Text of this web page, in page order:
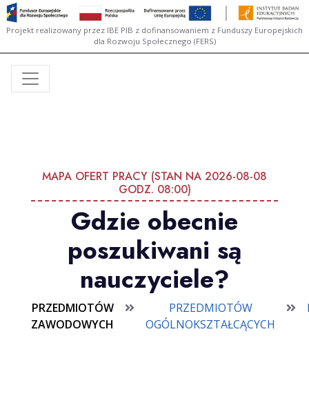
Projekt realizowany przez IBE PIB z dofinansowaniem z Funduszy Europejskich
dla Rozwoju Społecznego (FERS)
MAPA OFERT PRACY (STAN NA 2026-08-08
GODZ. 08:00)
Gdzie obecnie
poszukiwani są
nauczyciele?
PRZEDMIOTÓW
ZAWODOWYCH
PRZEDMIOTÓW
OGÓLNOKSZTAŁCĄCYCH